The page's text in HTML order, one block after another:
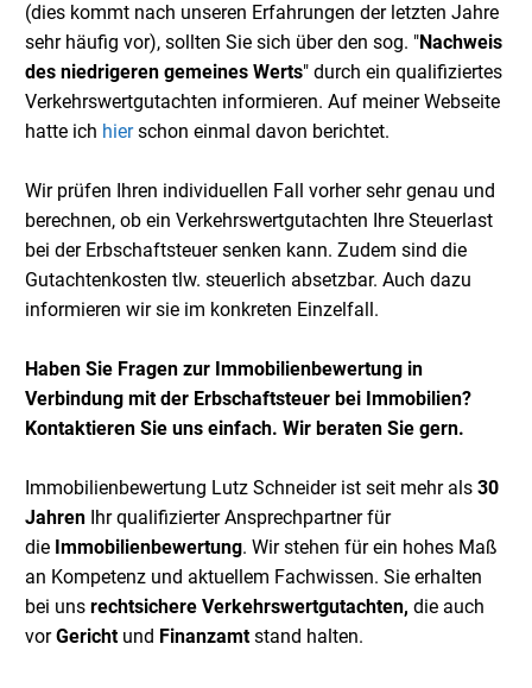
(dies kommt nach unseren Erfahrungen der letzten Jahre
sehr häufig vor), sollten Sie sich über den sog. "Nachweis
des niedrigeren gemeines Werts" durch ein qualifiziertes
Verkehrswertgutachten informieren. Auf meiner Webseite
hatte ich hierschon einmal davon berichtet.
Wir prüfen Ihren individuellen Fall vorher sehr genau und
berechnen, ob ein Verkehrswertgutachten Ihre Steuerlast
bei der Erbschaftsteuer senken kann. Zudem sind die
Gutachtenkosten tlw. steuerlich absetzbar. Auch dazu
informieren wir sie im konkreten Einzelfall.
Haben Sie Fragen zur Immobilienbewertung in
Verbindung mit der Erbschaftsteuer bei Immobilien?
Kontaktieren Sie uns einfach. Wir beraten Sie gern.
Immobilienbewertung Lutz Schneider ist seit mehr als 30
Jahren Ihr qualifizierter Ansprechpartner für
die Immobilienbewertung. Wir stehen für ein hohes Maß
an Kompetenz und aktuellem Fachwissen. Sie erhalten
bei uns rechtsichere Verkehrswertgutachten, die auch
vorGerichtund Finanzamtstand halten.